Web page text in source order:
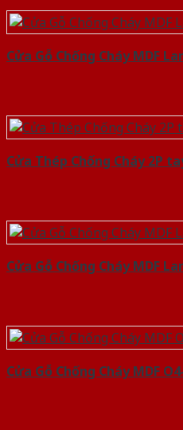
Cửa Gỗ Chống Cháy MDF
Cửa Thép Chống Cháy 2P
Cửa Gỗ Chống Cháy MDF
Cửa Gỗ Chống Cháy MDF